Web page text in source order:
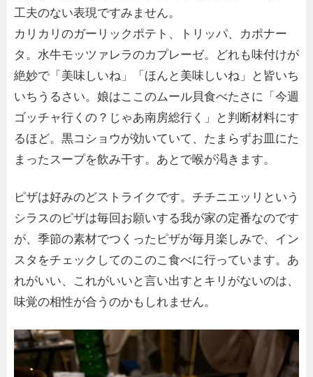
工夫のない表現ですみません。
カリカリのガーリックポテト、トリッパ、カポナー
タ。水牛モッツァレラのカプレーゼ。どれも味付けが
絶妙で「美味しいね」「ほんと美味しいね」と皆いち
いちうるさい。娘はここのムール貝食べたさに「今週
ゴッチャ行くの？じゃあ南房総行く」と判断材料にす
るほど。黒コショウが効いていて、たまらずお皿にた
まったスープを飲み干す。あとで喉が渇きます。
ピザは好みのどストライクです。チチニエッリという
シラスのピザは毎回お願いする我が家の定番なのです
が、季節の素材でつくったピザが毎月楽しみで、イン
スタをチェックしてのこのこ食べに行っています。あ
れがいい、これがいいと言い出すとキリがないのは、
味覚の相性が合うのかもしれません。